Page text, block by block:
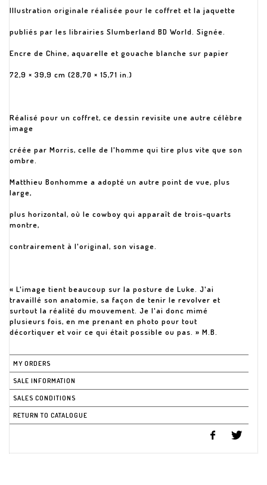
Illustration originale réalisée pour le coffret et la jaquette
publiés par les librairies Slumberland BD World. Signée.
Encre de Chine, aquarelle et gouache blanche sur papier
72,9 × 39,9 cm (28,70 × 15,71 in.)
Réalisé pour un coffret, ce dessin revisite une autre célèbre
image
créée par Morris, celle de l'homme qui tire plus vite que son
ombre.
Matthieu Bonhomme a adopté un autre point de vue, plus
large,
plus horizontal, où le cowboy qui apparaît de trois-quarts
montre,
contrairement à l'original, son visage.
« L'image tient beaucoup sur la posture de Luke. J'ai
travaillé son anatomie, sa façon de tenir le revolver et
surtout la réalité du mouvement. Je l'ai donc mimé
plusieurs fois, en me prenant en photo pour tout
décortiquer et voir ce qui était possible ou pas. » M.B.
MY ORDERS
SALE INFORMATION
SALES CONDITIONS
RETURN TO CATALOGUE